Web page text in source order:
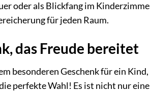
oder als Blickfang im
für jeden Raum.
das Freude bereitet
besonderen Geschenk für ein
perfekte Wahl! Es ist nicht nur